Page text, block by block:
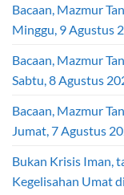
Bacaan, Mazmur
Minggu, 9 Agustus
Bacaan, Mazmur
Sabtu, 8 Agustus
Bacaan, Mazmur
Jumat, 7 Agustus
Bukan Krisis Iman,
Kegelisahan Umat